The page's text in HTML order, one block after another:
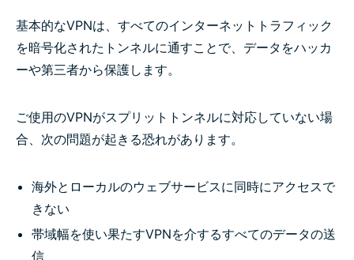
基本的なVPNは、すべてのインターネットトラフィック
を暗号化されたトンネルに通すことで、データをハッカ
ーや第三者から保護します。
ご使用のVPNがスプリットトンネルに対応していない場
合、次の問題が起きる恐れがあります。
海外とローカルのウェブサービスに同時にアクセスで
きない
帯域幅を使い果たすVPNを介するすべてのデータの送
信